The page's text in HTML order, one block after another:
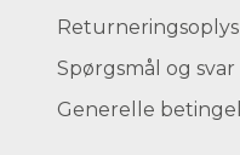
Spørgsmål og svar
Generelle